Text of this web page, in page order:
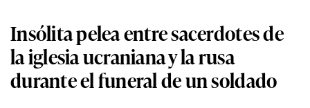
Insólita pelea entre sacerdotes de
la iglesia ucraniana y la rusa
durante el funeral de un soldado